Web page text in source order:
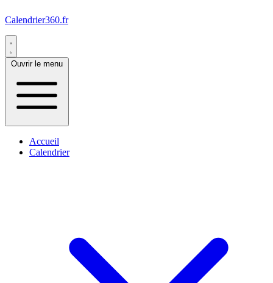
Calendrier360.fr
Ouvrir le menu
Accueil
Calendrier